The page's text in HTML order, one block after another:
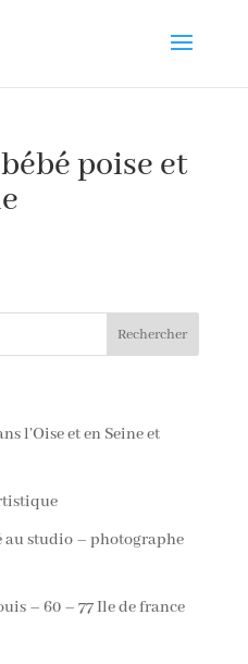
poise et
l’Oise et en Seine et
au studio – photographe
– 60 – 77 Ile de france